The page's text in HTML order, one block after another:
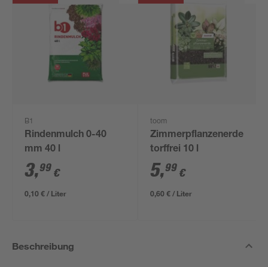
B1
Rindenmulch 0-40
mm 40 l
3,99 €
0,10 € / Liter
toom
Zimmerpflanzenerde
torffrei 10 l
5,99 €
0,60 € / Liter
Beschreibung